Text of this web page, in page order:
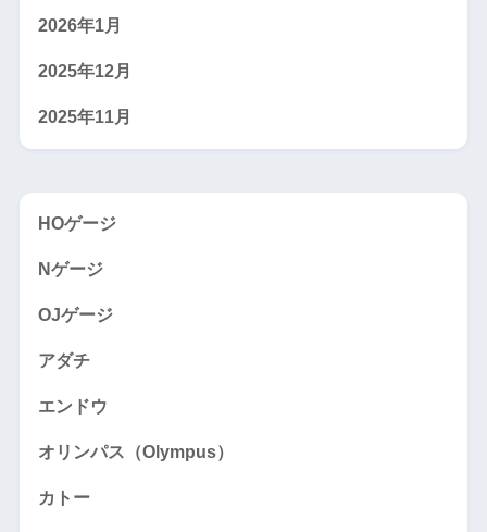
2026年1月
2025年12月
2025年11月
HOゲージ
Nゲージ
OJゲージ
アダチ
エンドウ
オリンパス（Olympus）
カトー